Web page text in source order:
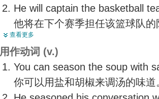
缓和，调和，使（变得）温和
使增添趣味
He will captain the basketball
他将在下个赛季担任该篮球队的
Holiday prices are lower out of
在度假淡季，度假费用较低。
The last three years have
company.
查看更多
用作动词 (v.)
You can season the soup with
你可以用盐和胡椒来调汤的味道